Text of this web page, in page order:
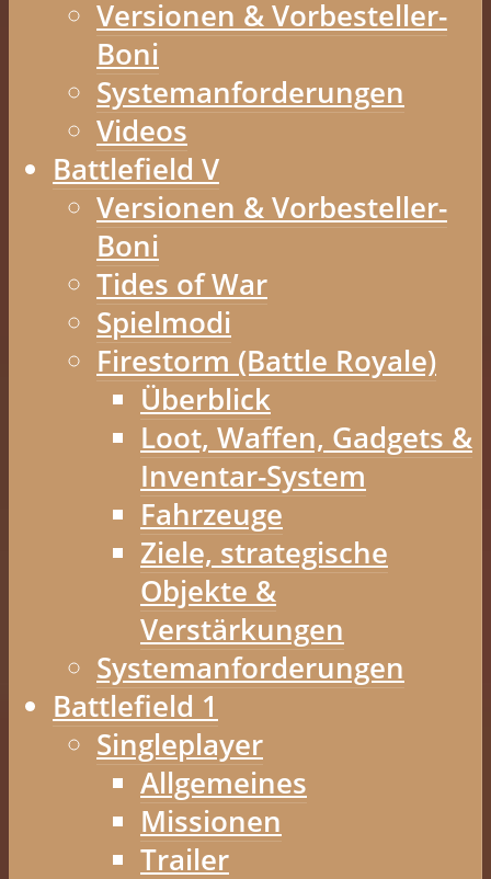
Versionen & Vorbesteller-
Boni
Systemanforderungen
Videos
Battlefield V
Versionen & Vorbesteller-
Boni
Tides of War
Spielmodi
Firestorm (Battle Royale)
Überblick
Loot, Waffen, Gadgets &
Inventar-System
Fahrzeuge
Ziele, strategische
Objekte &
Verstärkungen
Systemanforderungen
Battlefield 1
Singleplayer
Allgemeines
Missionen
Trailer